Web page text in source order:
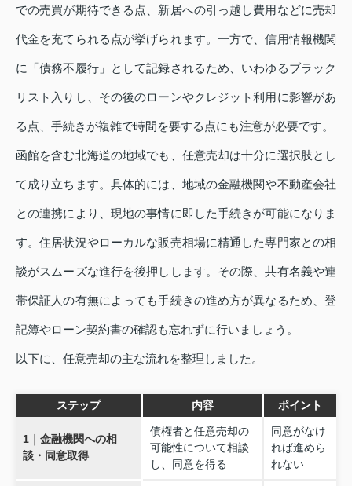
での売買が期待できる点、新居への引っ越し費用などに売却
代金を充てられる点が挙げられます。一方で、信用情報機関
に「債務不履行」として記録されるため、いわゆるブラック
リスト入りし、その後のローンやクレジット利用に影響があ
る点、手続きが複雑で時間を要する点にも注意が必要です。
函館を含む北海道の地域でも、任意売却は十分に選択肢とし
て成り立ちます。具体的には、地域の金融機関や不動産会社
との連携により、現地の事情に即した手続きが可能になりま
す。住居状況やローカルな販売相場に精通した専門家との相
談がスムーズな進行を後押しします。その際、共有名義や連
帯保証人の有無によっても手続きの進め方が異なるため、登
記簿やローン契約書の確認も忘れずに行いましょう。
以下に、任意売却の主な流れを整理しました。
ステップ 内容 ポイント
1｜金融機関への相
談・同意取得
債権者と任意売却の
可能性について相談
し、同意を得る
同意がなけ
れば進めら
れない